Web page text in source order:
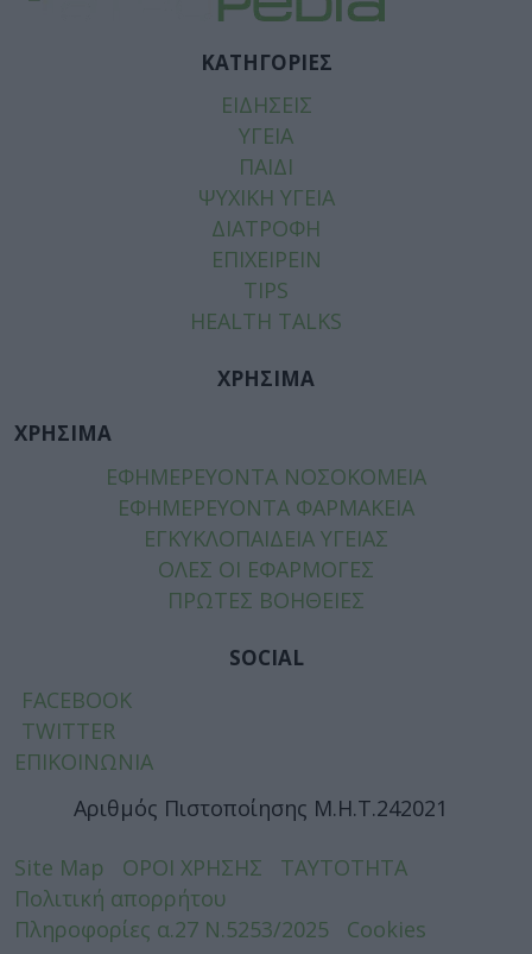
ΚΑΤΗΓΟΡΙΕΣ
ΕΙΔΗΣΕΙΣ
ΥΓΕΙΑ
ΠΑΙΔΙ
ΨΥΧΙΚΗ ΥΓΕΙΑ
ΔΙΑΤΡΟΦΗ
ΕΠΙΧΕΙΡΕΙΝ
TIPS
HEALTH TALKS
ΧΡΗΣΙΜΑ
ΧΡΗΣΙΜΑ
ΕΦΗΜΕΡΕΥΟΝΤΑ ΝΟΣΟΚΟΜΕΙΑ
ΕΦΗΜΕΡΕΥΟΝΤΑ ΦΑΡΜΑΚΕΙΑ
ΕΓΚΥΚΛΟΠΑΙΔΕΙΑ ΥΓΕΙΑΣ
ΟΛΕΣ ΟΙ ΕΦΑΡΜΟΓΕΣ
ΠΡΩΤΕΣ ΒΟΗΘΕΙΕΣ
SOCIAL
FACEBOOK
TWITTER
ΕΠΙΚΟΙΝΩΝΙΑ
Αριθμός Πιστοποίησης Μ.Η.Τ.242021
Site Map ΟΡΟΙ ΧΡΗΣΗΣ
ΤΑΥΤΟΤΗΤΑ
Πολιτική απορρήτου
Πληροφορίες α.27 Ν.5253/2025
Cookies